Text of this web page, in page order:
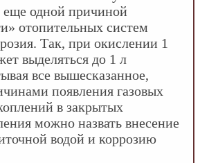
одной причиной
отопительных систем
Так, при окислении 1
выделяться до 1 л
все вышесказанное,
появления газовых
в закрытых
можно назвать внесение
водой и коррозию